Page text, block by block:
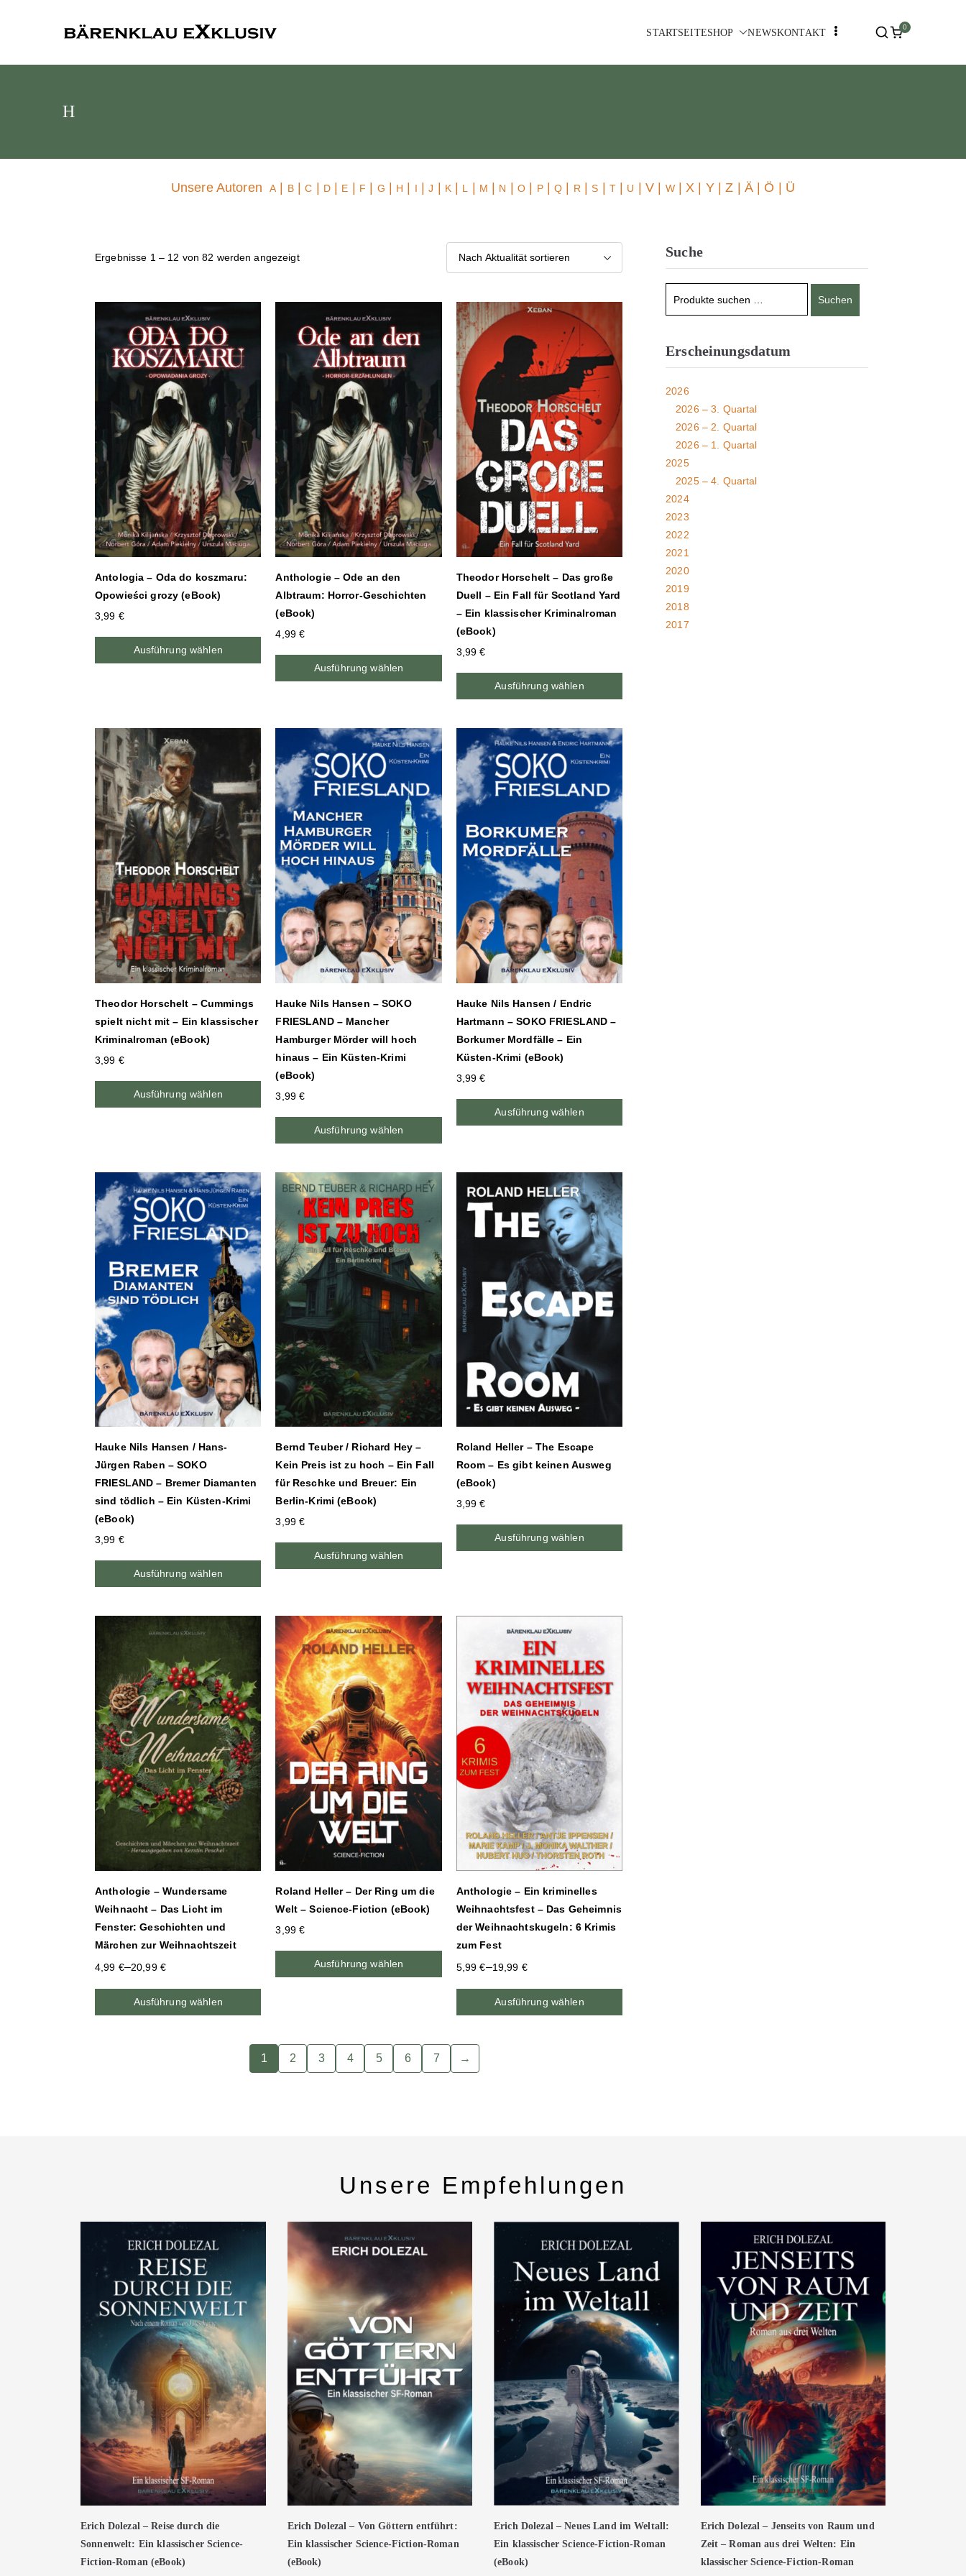
STARTSEITESHOP NEWSKONTAKT 0
H
Unsere AutorenA| B|C D E F G H I |J K| L M N |O P|Q R|S T U | V | W| X | Y | Z | Ä | Ö | Ü
Ergebnisse 1 – 12 von 82 werden angezeigt
Antologia – Oda do koszmaru:
Opowieści grozy (eBook)
3,99 €
Ausführung wählen
Anthologie – Ode an den
Albtraum: Horror-Geschichten
(eBook)
4,99€
Ausführung wählen
Theodor Horschelt – Das große
Duell – Ein Fall für Scotland Yard
– Ein klassischer Kriminalroman
(eBook)
3,99€
Ausführung wählen
Theodor Horschelt – Cummings
spielt nicht mit – Ein klassischer
Kriminalroman (eBook)
3,99 €
Ausführung wählen
Hauke Nils Hansen – SOKO
FRIESLAND – Mancher
Hamburger Mörder will hoch
hinaus – Ein Küsten-Krimi
(eBook)
3,99€
Ausführung wählen
Hauke Nils Hansen / Endric
Hartmann – SOKO FRIESLAND –
Borkumer Mordfälle – Ein
Küsten-Krimi (eBook)
3,99€
Ausführung wählen
Hauke Nils Hansen / Hans-
Jürgen Raben – SOKO
FRIESLAND – Bremer Diamanten
sind tödlich – Ein Küsten-Krimi
(eBook)
3,99 €
Ausführung wählen
Bernd Teuber / Richard Hey –
Kein Preis ist zu hoch – Ein Fall
für Reschke und Breuer: Ein
Berlin-Krimi (eBook)
3,99€
Ausführung wählen
Roland Heller – The Escape
Room – Es gibt keinen Ausweg
(eBook)
3,99€
Ausführung wählen
Anthologie – Wundersame
Weihnacht – Das Licht im
Fenster: Geschichten und
Märchen zur Weihnachtszeit
4,99 €–20,99 €
Ausführung wählen
Roland Heller – Der Ring um die
Welt – Science-Fiction (eBook)
3,99€
Ausführung wählen
Anthologie – Ein kriminelles
Weihnachtsfest – Das Geheimnis
der Weihnachtskugeln: 6 Krimis
zum Fest
5,99€–19,99 €
Ausführung wählen
1 2 3 4 5 6 7 →
Suche
Suchen
Erscheinungsdatum
2026
2026 – 3. Quartal
2026 – 2. Quartal
2026 – 1. Quartal
2025
2025 – 4. Quartal
2024
2023
2022
2021
2020
2019
2018
2017
Unsere Empfehlungen
Erich Dolezal – Reise durch die
Sonnenwelt: Ein klassischer Science-
Fiction-Roman (eBook)
Erich Dolezal – Von Göttern entführt:
Ein klassischer Science-Fiction-Roman
(eBook)
Erich Dolezal – Neues Land im Weltall:
Ein klassischer Science-Fiction-Roman
(eBook)
Erich Dolezal – Jenseits von Raum und
Zeit – Roman aus drei Welten: Ein
klassischer Science-Fiction-Roman